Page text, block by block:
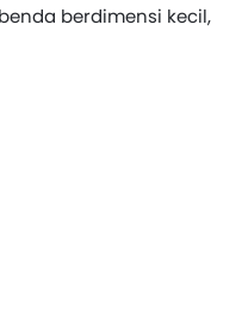
berdimensi kecil,